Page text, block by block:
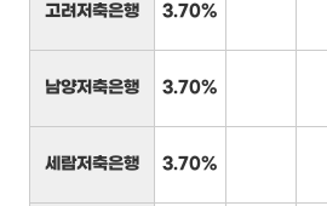
고려저축은행 3.70%
남양저축은행 3.70%
세람저축은행 3.70%